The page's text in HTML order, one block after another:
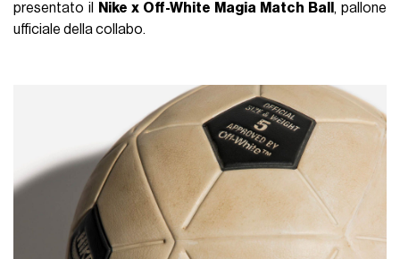
presentato il
Nike x Off-White Magia Match Ball , pallone
ufficiale della collabo.